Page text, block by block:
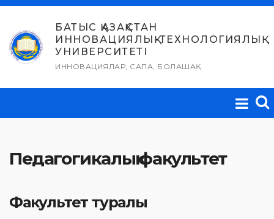
Skip
content
БАТЫС ҚАЗАҚСТАН
ИННОВАЦИЯЛЫҚ-ТЕХНОЛОГИЯЛЫҚ
УНИВЕРСИТЕТІ
ИННОВАЦИЯЛАР, САПА, БОЛАШАҚ
Педагогикалық факультет
Факультет туралы